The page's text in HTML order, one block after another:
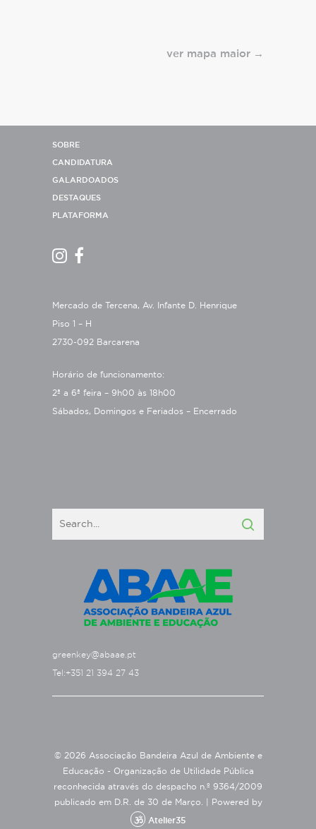
ver mapa maior
SOBRE
CANDIDATURA
GALARDOADOS
DESTAQUES
PLATAFORMA
Mercado de Tercena, Av. Infante D. Henrique
Piso 1 – H
2730-092 Barcarena
Horário de funcionamento:
2ª a 6ª feira – 9h00 às 18h00
Sábados, Domingos e Feriados – Encerrado
greenkey@abaae.pt
Tel:+351 21 394 27 43
© 2026 Associação Bandeira Azul de Ambiente e
Educação - Organização de Utilidade Pública
reconhecida através do despacho n.º 9364/2009
publicado em D.R. de 30 de Março. |
Powered by
Atelier35